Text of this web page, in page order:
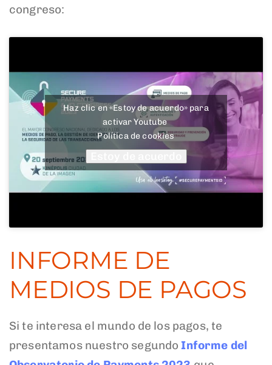
congreso:
Haz clic en «Estoy de acuerdo» para
activar Youtube
Política de cookies
INFORME DE
MEDIOS DE PAGOS
Si te interesa el mundo de los pagos, te
presentamos nuestro segundo Informe del